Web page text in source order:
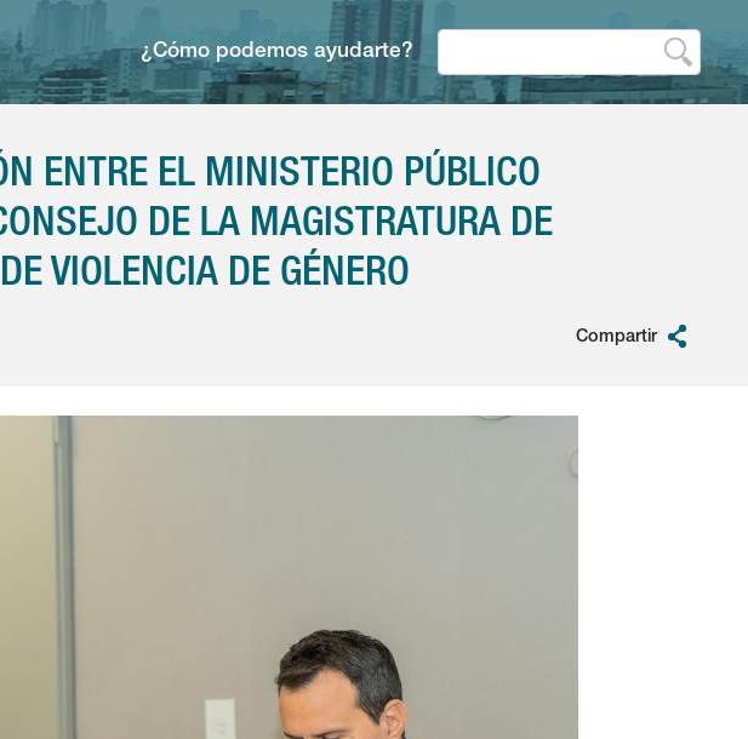
¿Cómo podemos ayudarte?
ENTRE EL MINISTERIO PÚBLICO
DE LA MAGISTRATURA DE
VIOLENCIA DE GÉNERO
Compartir